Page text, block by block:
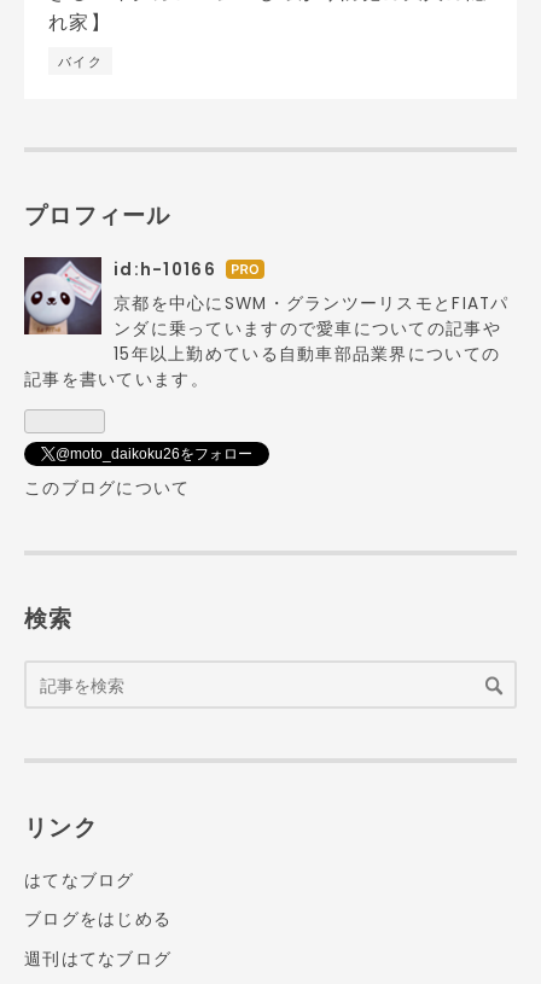
バイク
プロフィール
id:h-10166 はて
なブ
ログ
Pro
京都を中心にSWM・グランツーリスモとFIATパ
ンダに乗っていますので愛車についての記事や
15年以上勤めている自動車部品業界についての
記事を書いています。
@moto_daikoku26をフォロー
このブログについて
検索
リンク
はてなブログ
ブログをはじめる
週刊はてなブログ